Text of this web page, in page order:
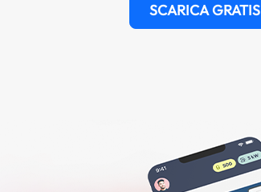
SCARICA GRATIS